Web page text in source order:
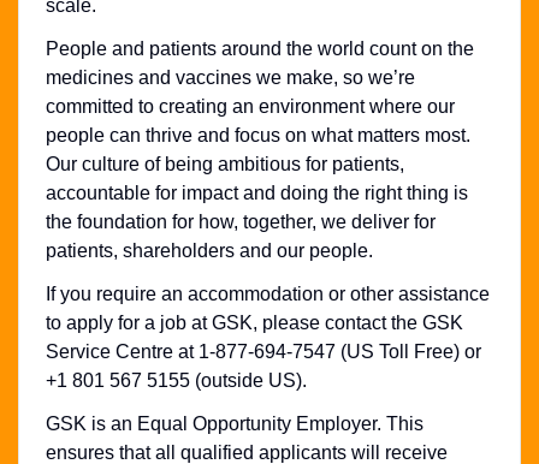
scale.
People and patients around the world count on the
medicines and vaccines we make, so we’re
committed to creating an environment where our
people can thrive and focus on what matters most.
Our culture of being ambitious for patients,
accountable for impact and doing the right thing is
the foundation for how, together, we deliver for
patients, shareholders and our people.
If you require an accommodation or other assistance
to apply for a job at GSK, please contact the GSK
Service Centre at 1-877-694-7547 (US Toll Free) or
+1 801 567 5155 (outside US).
GSK is an Equal Opportunity Employer. This
ensures that all qualified applicants will receive